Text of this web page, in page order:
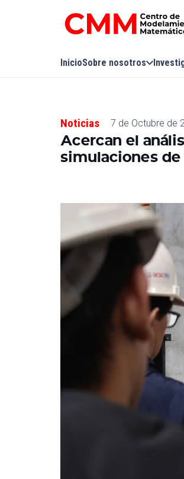
InicioSobre nosotros
Noticias 7 de Octubre de
Acercan el
simulaciones